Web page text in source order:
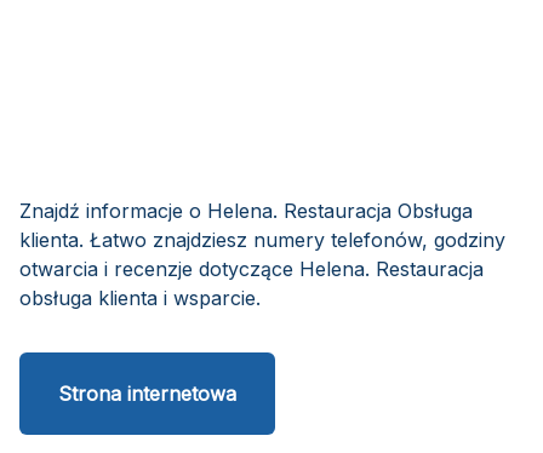
Znajdź informacje o Helena. Restauracja Obsługa
klienta. Łatwo znajdziesz numery telefonów, godziny
otwarcia i recenzje dotyczące Helena. Restauracja
obsługa klienta i wsparcie.
Strona internetowa